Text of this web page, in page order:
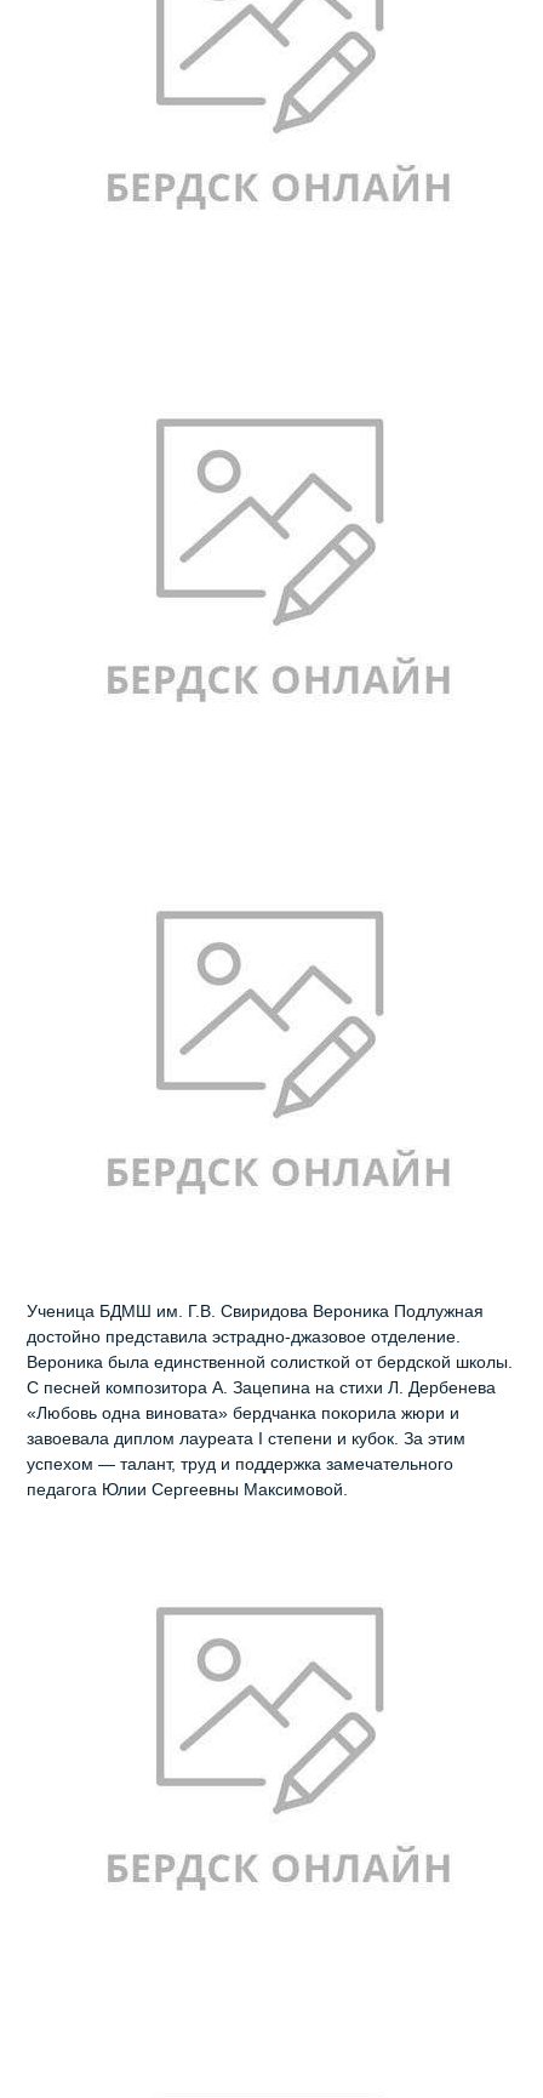
Ученица БДМШ им. Г.В. Свиридова Вероника Подлужная
достойно представила эстрадно-джазовое отделение.
Вероника была единственной солисткой от бердской школы.
С песней композитора А. Зацепина на стихи Л. Дербенева
«Любовь одна виновата» бердчанка покорила жюри и
завоевала диплом лауреата I степени и кубок. За этим
успехом — талант, труд и поддержка замечательного
педагога Юлии Сергеевны Максимовой.